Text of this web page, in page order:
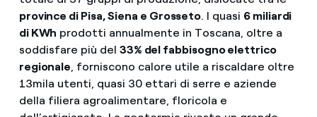
province di Pisa, Siena e Grosseto. I quasi 6 miliardi
di KWh prodotti annualmente in Toscana, oltre a
soddisfare più del 33% del fabbisogno elettrico
regionale , forniscono calore utile a riscaldare oltre
13mila utenti, quasi 30 ettari di serre e aziende
della filiera agroalimentare, floricola e